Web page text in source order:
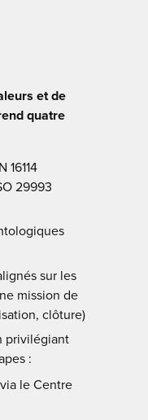
et de
quatre
16114
29993
sur les
mission de
clôture)
privilégiant
:
le Centre